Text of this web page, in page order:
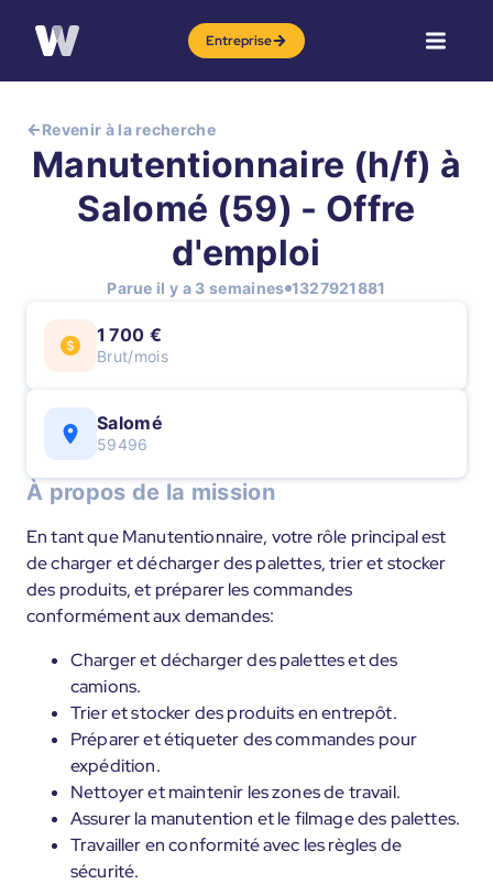
Entreprise
Revenir à la recherche
Manutentionnaire (h/f) à
Salomé (59) - Offre
d'emploi
Parue il y a 3 semaines 1327921881
1 700 €
Brut/mois
Salomé
59496
À propos de la mission
En tant que Manutentionnaire, votre rôle principal est
de charger et décharger des palettes, trier et stocker
des produits, et préparer les commandes
conformément aux demandes:
Charger et décharger des palettes et des
camions.
Trier et stocker des produits en entrepôt.
Préparer et étiqueter des commandes pour
expédition.
Nettoyer et maintenir les zones de travail.
Assurer la manutention et le filmage des palettes.
Travailler en conformité avec les règles de
sécurité.